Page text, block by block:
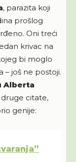
, parazita koji
prošlog
Oni treći
krivac na
bi moglo
još ne postoji.
Alberta
druge citate,
genije: